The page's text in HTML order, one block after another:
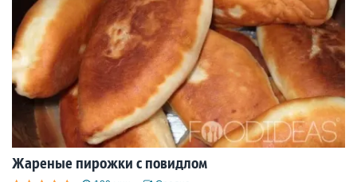
Жареные пирожки с повидлом